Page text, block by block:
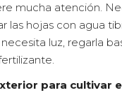
mucha atención.
las hojas con agua
necesita luz, regarla
para cultivar